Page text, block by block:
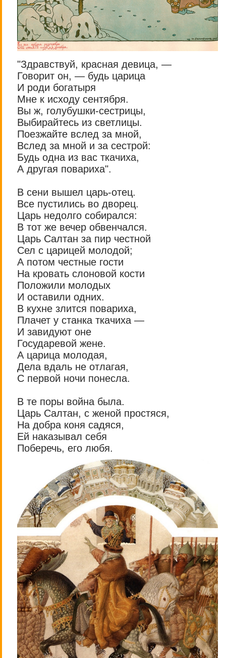
"Здравствуй, красная девица, —
Говорит он, — будь царица
И роди богатыря
Мне к исходу сентября.
Вы ж, голубушки-сестрицы,
Выбирайтесь из светлицы.
Поезжайте вслед за мной,
Вслед за мной и за сестрой:
Будь одна из вас ткачиха,
А другая повариха".
В сени вышел царь-отец.
Все пустились во дворец.
Царь недолго собирался:
В тот же вечер обвенчался.
Царь Салтан за пир честной
Сел с царицей молодой;
А потом честные гости
На кровать слоновой кости
Положили молодых
И оставили одних.
В кухне злится повариха,
Плачет у станка ткачиха —
И завидуют оне
Государевой жене.
А царица молодая,
Дела вдаль не отлагая,
С первой ночи понесла.
В те поры война была.
Царь Салтан, с женой простяся,
На добра коня садяся,
Ей наказывал себя
Поберечь, его любя.